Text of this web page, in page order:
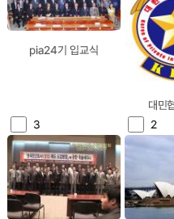
pia24기 입교식
대민
3 2